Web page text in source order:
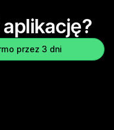
przez 3 dni